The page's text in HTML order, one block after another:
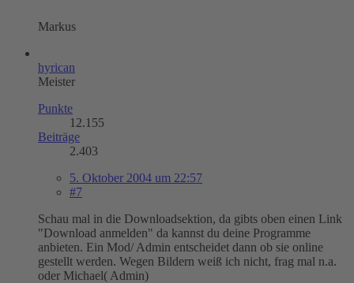
Markus
hyrican
Meister
Punkte
12.155
Beiträge
2.403
5. Oktober 2004 um 22:57
#7
Schau mal in die Downloadsektion, da gibts oben einen Link
"Download anmelden" da kannst du deine Programme
anbieten. Ein Mod/ Admin entscheidet dann ob sie online
gestellt werden. Wegen Bildern weiß ich nicht, frag mal n.a.
oder Michael( Admin)